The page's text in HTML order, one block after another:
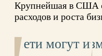
Крупнейшая в США
расходов и роста
Сети могут